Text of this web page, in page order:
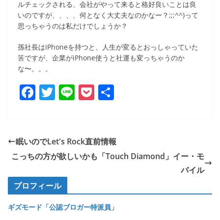
ルチェックされる、会社がやって来ると格好良いことは良
いのですが、、、、何となく大丈夫なのかなー？;;;^^)って
思っちゃうのは私だけでしょうか？
孫社長はiPhoneを持つと、人生が変るとおっしゃっていた
筈ですが、企業がiPhone使うと社運も変っちゃうのか
な〜。。。
F
e
b
o
k
T
er
Li P
et
眠いのでLet's Rock直前情報
こっちの方が欲しいかも「Touch Diamond」イー・モ
バイル
プロフィール
ギズモード「公認ブロガー特派員」